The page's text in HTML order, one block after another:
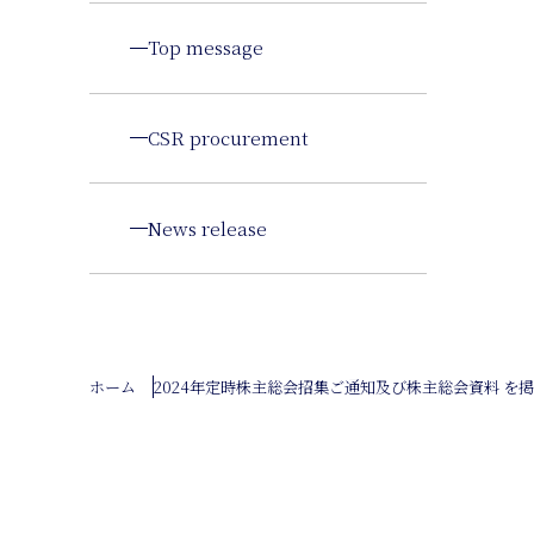
Top message
CSR procurement
News release
ホーム 2024年定時株主総会招集ご通知及び株主総会資料 を